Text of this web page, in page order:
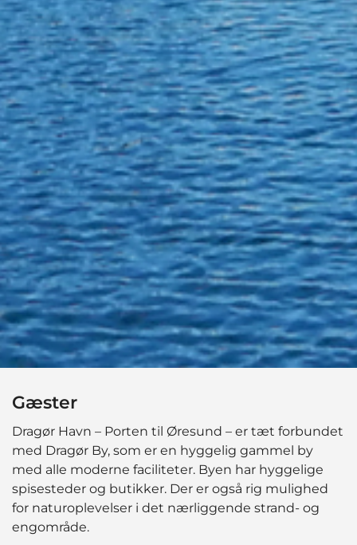
Gæster
Dragør Havn – Porten til Øresund – er tæt forbundet
med Dragør By, som er en hyggelig gammel by
med alle moderne faciliteter. Byen har hyggelige
spisesteder og butikker. Der er også rig mulighed
for naturoplevelser i det nærliggende strand- og
engområde.